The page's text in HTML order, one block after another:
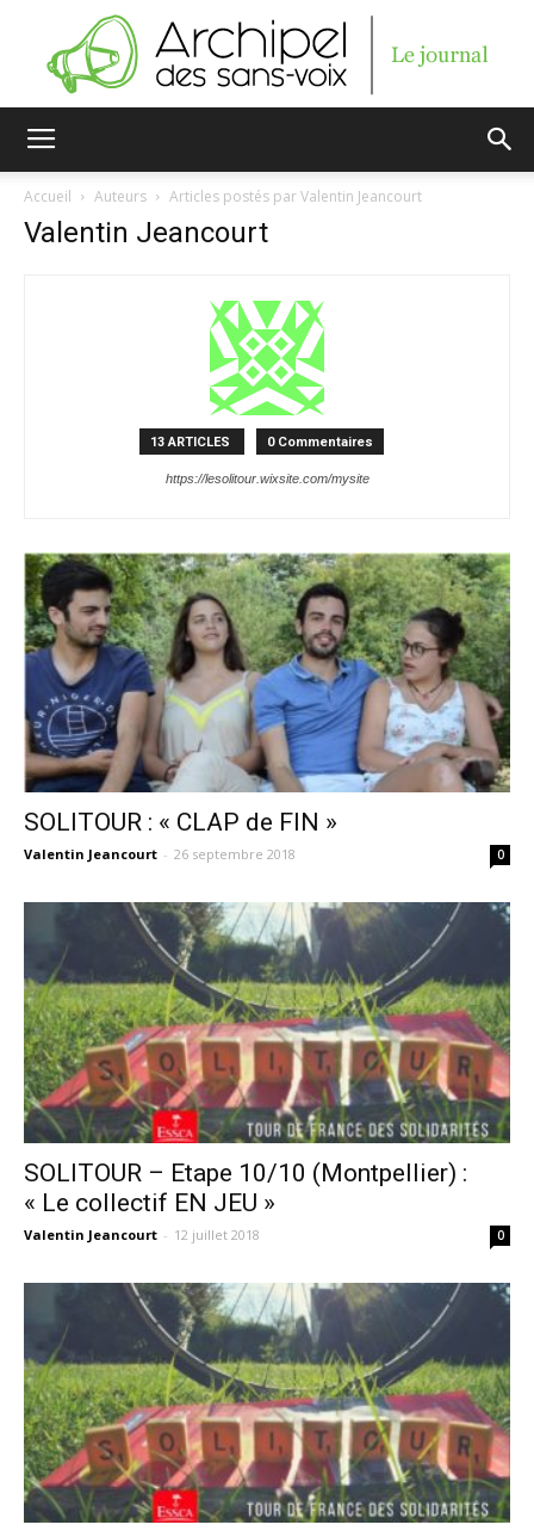
sans-
voix
Accueil Auteurs Articles postés par Valentin Jeancourt
Valentin Jeancourt
13 ARTICLES 0 Commentaires
https://lesolitour.wixsite.com/mysite
SOLITOUR : « CLAP de FIN »
Valentin Jeancourt - 26 septembre 2018 0
SOLITOUR – Etape 10/10 (Montpellier) :
« Le collectif EN JEU »
Valentin Jeancourt - 12 juillet 2018 0